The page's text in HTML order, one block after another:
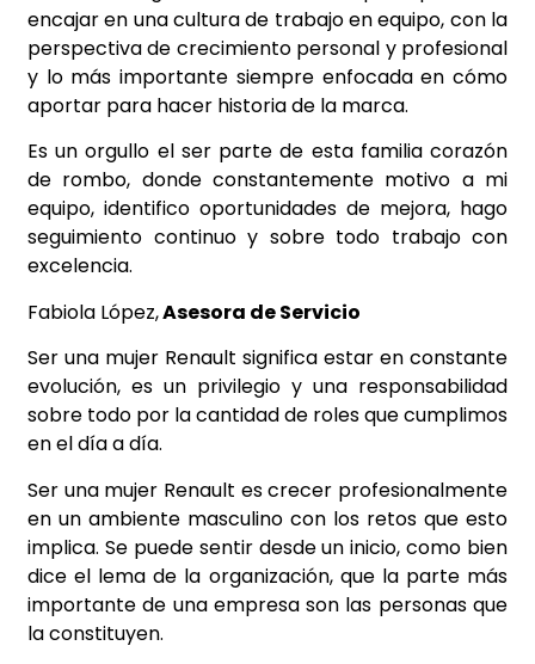
encajar en una cultura de trabajo en equipo, con la
perspectiva de crecimiento personal y profesional
y lo más importante siempre enfocada en cómo
aportar para hacer historia de la marca.
Es un orgullo el ser parte de esta familia corazón
de rombo, donde constantemente motivo a mi
equipo, identifico oportunidades de mejora, hago
seguimiento continuo y sobre todo trabajo con
excelencia.
Fabiola López,Asesora de Servicio
Ser una mujer Renault significa estar en constante
evolución, es un privilegio y una responsabilidad
sobre todo por la cantidad de roles que cumplimos
en el día a día.
Ser una mujer Renault es crecer profesionalmente
en un ambiente masculino con los retos que esto
implica. Se puede sentir desde un inicio, como bien
dice el lema de la organización, que la parte más
importante de una empresa son las personas que
la constituyen.